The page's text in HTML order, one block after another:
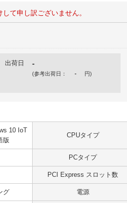
て申し訳ございません。
出荷日 -
(参考出荷日： - 円)
10 IoT
版
CPUタイプ
PCタイプ
PCI Express スロット数
グ 電源